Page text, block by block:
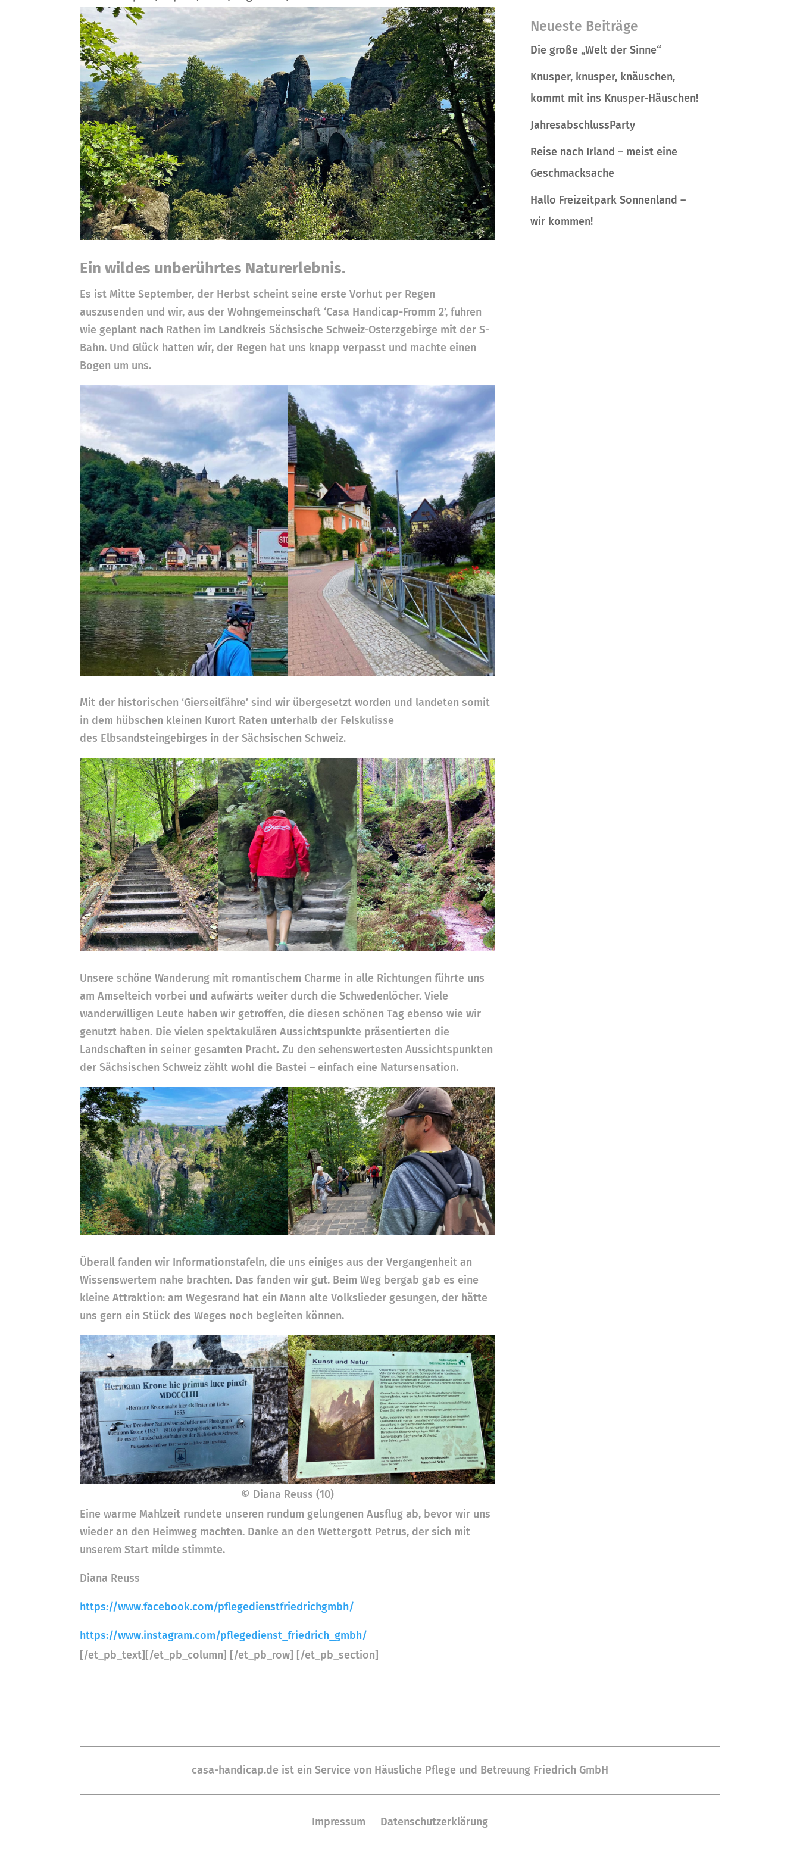
Ein wildes unberührtes Naturerlebnis.
Es ist Mitte September, der Herbst scheint seine erste Vorhut per Regen
auszusenden und wir, aus der Wohngemeinschaft ‘Casa Handicap-Fromm 2’, fuhren
wie geplant nach Rathen im Landkreis Sächsische Schweiz-Osterzgebirge mit der S-
Bahn. Und Glück hatten wir, der Regen hat uns knapp verpasst und machte einen
Bogen um uns.
Mit der historischen ‘Gierseilfähre’ sind wir übergesetzt worden und landeten somit
in dem hübschen kleinen Kurort Raten unterhalb der Felskulisse
des Elbsandsteingebirges in der Sächsischen Schweiz.
Unsere schöne Wanderung mit romantischem Charme in alle Richtungen führte uns
am Amselteich vorbei und aufwärts weiter durch die Schwedenlöcher. Viele
wanderwilligen Leute haben wir getroffen, die diesen schönen Tag ebenso wie wir
genutzt haben. Die vielen spektakulären Aussichtspunkte präsentierten die
Landschaften in seiner gesamten Pracht. Zu den sehenswertesten Aussichtspunkten
der Sächsischen Schweiz zählt wohl die Bastei – einfach eine Natursensation.
Überall fanden wir Informationstafeln, die uns einiges aus der Vergangenheit an
Wissenswertem nahe brachten. Das fanden wir gut. Beim Weg bergab gab es eine
kleine Attraktion: am Wegesrand hat ein Mann alte Volkslieder gesungen, der hätte
uns gern ein Stück des Weges noch begleiten können.
© Diana Reuss (10)
Eine warme Mahlzeit rundete unseren rundum gelungenen Ausflug ab, bevor wir uns
wieder an den Heimweg machten. Danke an den Wettergott Petrus, der sich mit
unserem Start milde stimmte.
Diana Reuss
https://www.facebook.com/pflegedienstfriedrichgmbh/
https://www.instagram.com/pflegedienst_friedrich_gmbh/
[/et_pb_text][/et_pb_column] [/et_pb_row] [/et_pb_section]
Neueste Beiträge
Die große „Welt der Sinne“
Knusper, knusper, knäuschen,
kommt mit ins Knusper-Häuschen!
JahresabschlussParty
Reise nach Irland – meist eine
Geschmacksache
Hallo Freizeitpark Sonnenland –
wir kommen!
casa-handicap.de ist ein Service von Häusliche Pflege und Betreuung Friedrich GmbH
Impressum Datenschutzerklärung